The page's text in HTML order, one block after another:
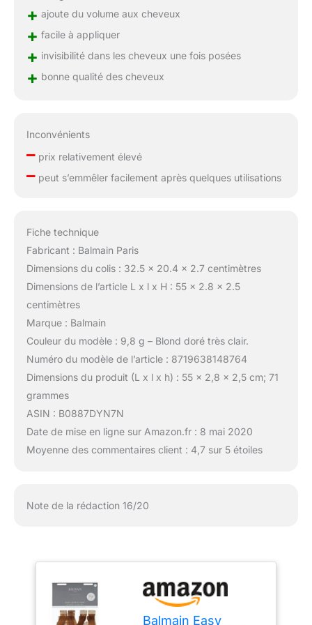
+ ajoute du volume aux cheveux
+ facile à appliquer
+ invisibilité dans les cheveux une fois posées
+ bonne qualité des cheveux
Inconvénients
–prix relativement élevé
–peut s’emmêler facilement après quelques utilisations
Fiche technique
Fabricant : Balmain Paris
Dimensions du colis : 32.5 x 20.4 x 2.7 centimètres
Dimensions de l’article L x l x H : 55 x 2.8 x 2.5
centimètres
Marque : Balmain
Couleur du modèle : 9,8 g – Blond doré très clair.
Numéro du modèle de l’article : 8719638148764
Dimensions du produit (L x l x h) : 55 x 2,8 x 2,5 cm; 71
grammes
ASIN : B0887DYN7N
Date de mise en ligne sur Amazon.fr : 8 mai 2020
Moyenne des commentaires client : 4,7 sur 5 étoiles
Note de la rédaction 16/20
Balmain Easy